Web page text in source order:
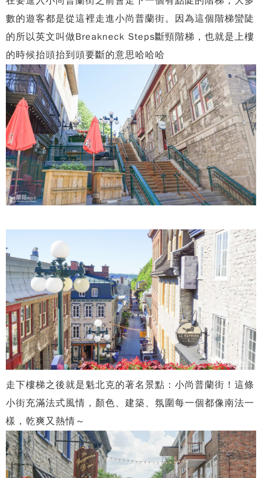
數的遊客都是從這裡走進小尚普蘭街。因為這個階梯蠻陡
的所以英文叫做Breakneck Steps斷頸階梯，也就是上樓
的時候抬頭抬到頭要斷的意思哈哈哈
走下樓梯之後就是魁北克的著名景點：小尚普蘭街！這條
小街充滿法式風情，顏色、建築、氛圍每一個都像南法一
樣，乾爽又熱情～